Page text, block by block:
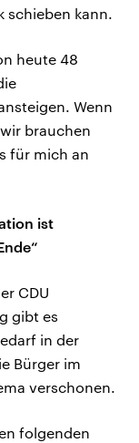
schieben kann.
heute 48
Wenn
brauchen
für mich an
ist
CDU
gibt es
in der
Bürger im
verschonen.
folgenden